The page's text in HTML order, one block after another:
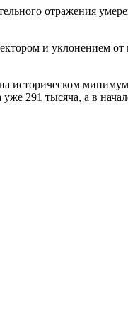
отражения
и уклонением от
историческом
291 тысяча, а в